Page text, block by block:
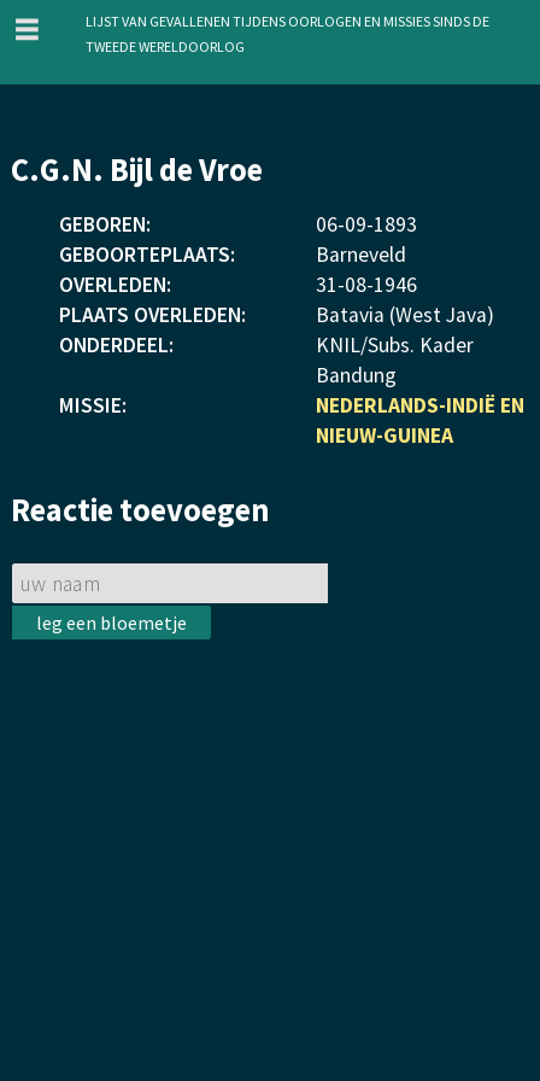
en
inhoud
menu
Lijst van gevallenen tijdens oorlogen en missies sinds de
Tweede Wereldoorlog
C.G.N. Bijl de Vroe
GEBOREN: 06-09-1893
GEBOORTEPLAATS:
Barneveld
OVERLEDEN:
31-08-1946
PLAATS OVERLEDEN:
Batavia (West Java)
ONDERDEEL:
KNIL/Subs. Kader
Bandung
MISSIE:
NEDERLANDS-INDIË EN
NIEUW-GUINEA
Reactie toevoegen